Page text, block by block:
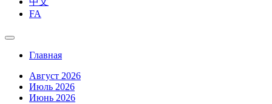
FA
Главная
Август 2026
Июль 2026
Июнь 2026